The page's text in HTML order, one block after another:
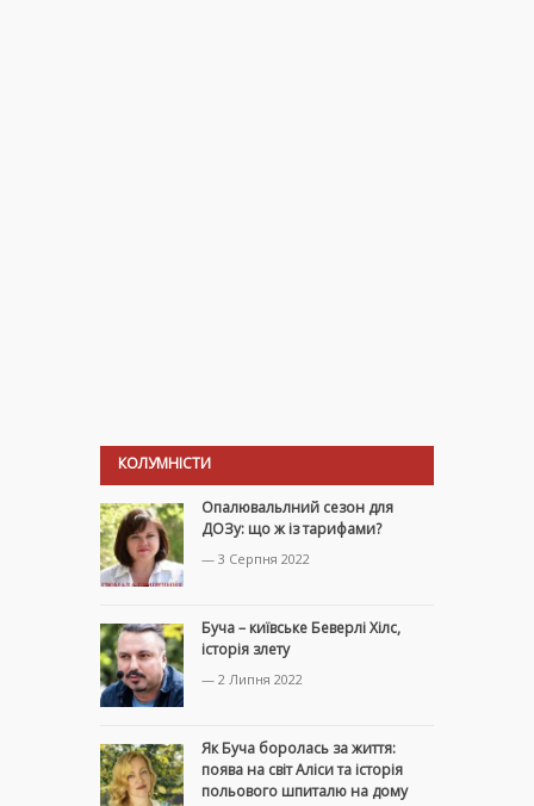
КОЛУМНІСТИ
Опалювальлний сезон для
ДОЗу: що ж із тарифами?
— 3 Серпня 2022
Буча – київське Беверлі Хілс,
історія злету
— 2 Липня 2022
Як Буча боролась за життя:
поява на світ Аліси та історія
польового шпиталю на дому